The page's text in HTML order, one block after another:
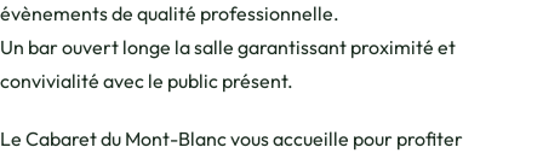
évènements de qualité professionnelle.
Un bar ouvert longe la salle garantissant proximité et
convivialité avec le public présent.
Le Cabaret du Mont-Blanc vous accueille pour profiter